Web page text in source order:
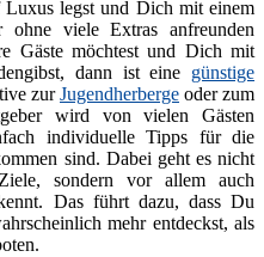
legst und Dich mit einem
ohne viele Extras anfreunden
Gäste möchtest und Dich mit
dann ist eine günstige
zurJugendherberge oder zum
wird von vielen Gästen
individuelle Tipps für die
sind. Dabei geht es nicht
sondern vor allem auch
Das führt dazu, dass Du
mehr entdeckst, als